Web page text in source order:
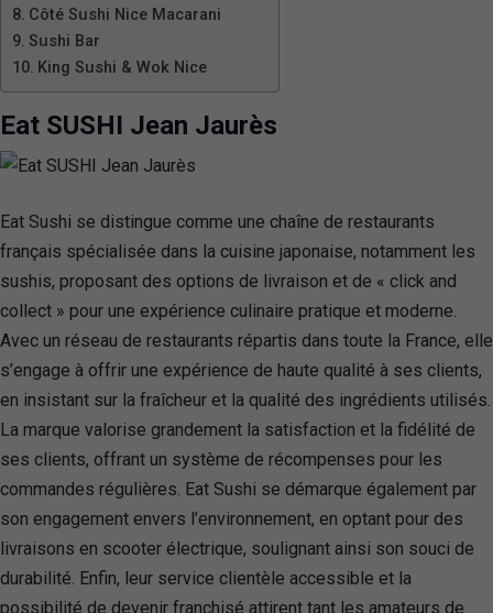
Côté Sushi Nice Macarani
Sushi Bar
King Sushi & Wok Nice
Eat SUSHI Jean Jaurès
Eat Sushi se distingue comme une chaîne de restaurants
français spécialisée dans la cuisine japonaise, notamment les
sushis, proposant des options de livraison et de « click and
collect » pour une expérience culinaire pratique et moderne.
Avec un réseau de restaurants répartis dans toute la France, elle
s’engage à offrir une expérience de haute qualité à ses clients,
en insistant sur la fraîcheur et la qualité des ingrédients utilisés.
La marque valorise grandement la satisfaction et la fidélité de
ses clients, offrant un système de récompenses pour les
commandes régulières. Eat Sushi se démarque également par
son engagement envers l’environnement, en optant pour des
livraisons en scooter électrique, soulignant ainsi son souci de
durabilité. Enfin, leur service clientèle accessible et la
possibilité de devenir franchisé attirent tant les amateurs de